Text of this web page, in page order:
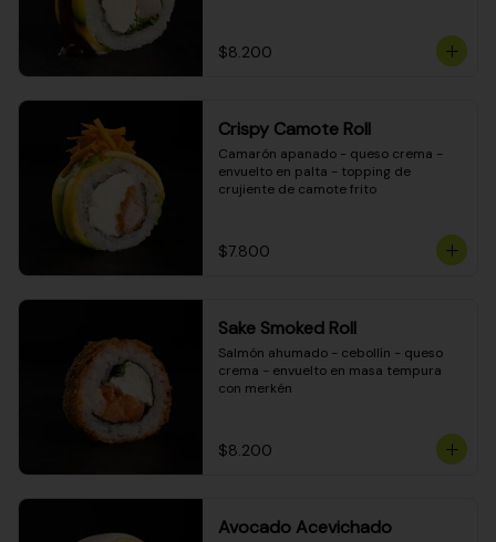
$8.200
Crispy Camote Roll
Camarón apanado - queso crema -
envuelto en palta - topping de
crujiente de camote frito
$7.800
Sake Smoked Roll
Salmón ahumado - cebollín - queso
crema - envuelto en masa tempura
con merkén
$8.200
Avocado Acevichado